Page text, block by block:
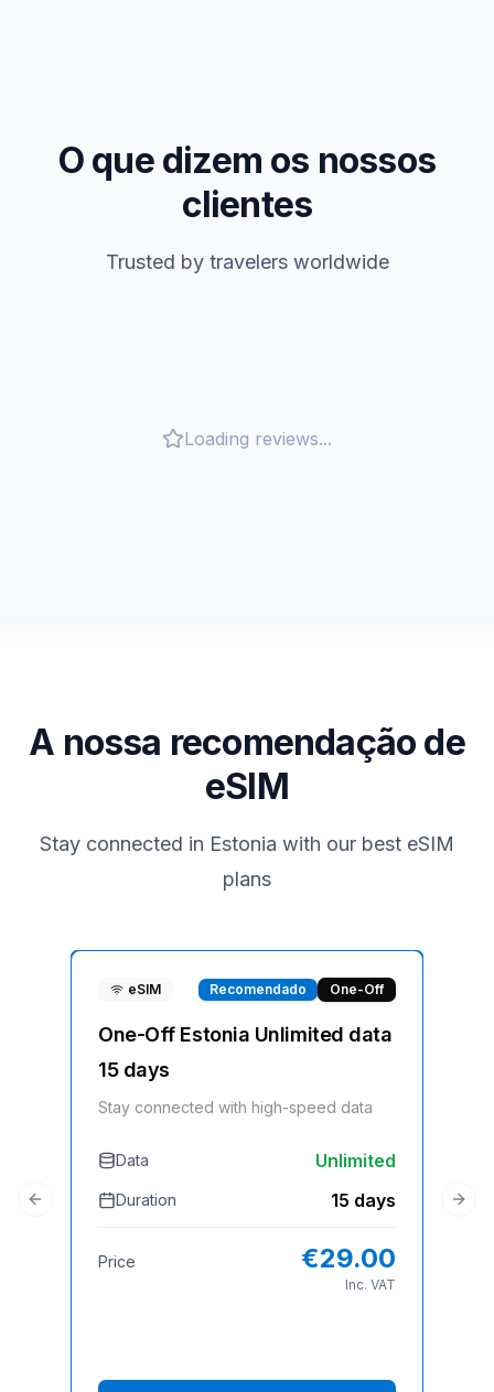
O que dizem os nossos
clientes
Trusted by travelers worldwide
Loading reviews...
A nossa recomendação de
eSIM
Stay connected in Estonia with our best eSIM
plans
eSIM Recomendado One-Off
One-Off Estonia Unlimited data
15 days
Stay connected with high-speed data
Data Unlimited
Duration 15 days
Price €29.00
Inc. VAT
Previous slide